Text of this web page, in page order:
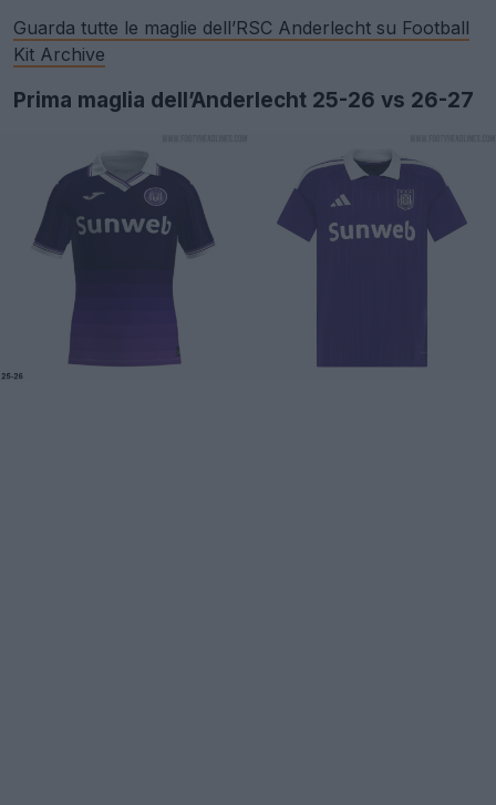
Guarda tutte le maglie dell’RSC Anderlecht su Football
Kit Archive
Prima maglia dell’Anderlecht 25-26 vs 26-27